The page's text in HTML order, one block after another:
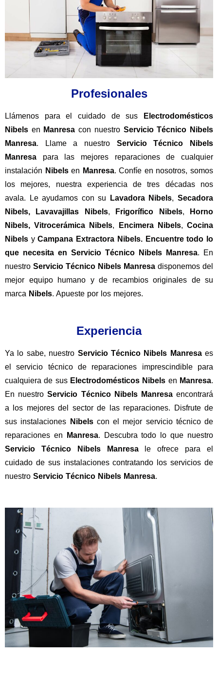
Profesionales
Llámenos para el cuidado de sus
Electrodomésticos
Nibels en Manresa con nuestro Servicio Técnico Nibels
Manresa. Llame a nuestro Servicio Técnico Nibels
Manresa para las mejores reparaciones de cualquier
instalación Nibelsen Manresa. Confíe en nosotros, somos
los mejores, nuestra experiencia de tres décadas nos
avala. Le ayudamos con su
Lavadora Nibels,Secadora
Nibels, Lavavajillas Nibels, Frigorífico Nibels,
Horno
Nibels, Vitrocerámica Nibels, Encimera Nibels,Cocina
Nibels yCampana Extractora Nibels. Encuentre todo lo
que necesita en Servicio Técnico Nibels Manresa. En
nuestro Servicio Técnico Nibels Manresa disponemos del
mejor equipo humano y de recambios originales de su
marca Nibels. Apueste por los mejores.
Experiencia
Ya lo sabe, nuestro Servicio Técnico Nibels Manresaes
el servicio técnico de reparaciones imprescindible para
cualquiera de sus Electrodomésticos Nibels en Manresa.
En nuestroServicio Técnico Nibels Manresaencontrará
a los mejores del sector de las reparaciones. Disfrute de
sus instalaciones
Nibelscon el mejor servicio técnico de
reparaciones en
Manresa. Descubra todo lo que nuestro
Servicio
Técnico Nibels Manresale ofrece para el
cuidado de sus instalaciones contratando los servicios de
nuestro Servicio Técnico Nibels Manresa.